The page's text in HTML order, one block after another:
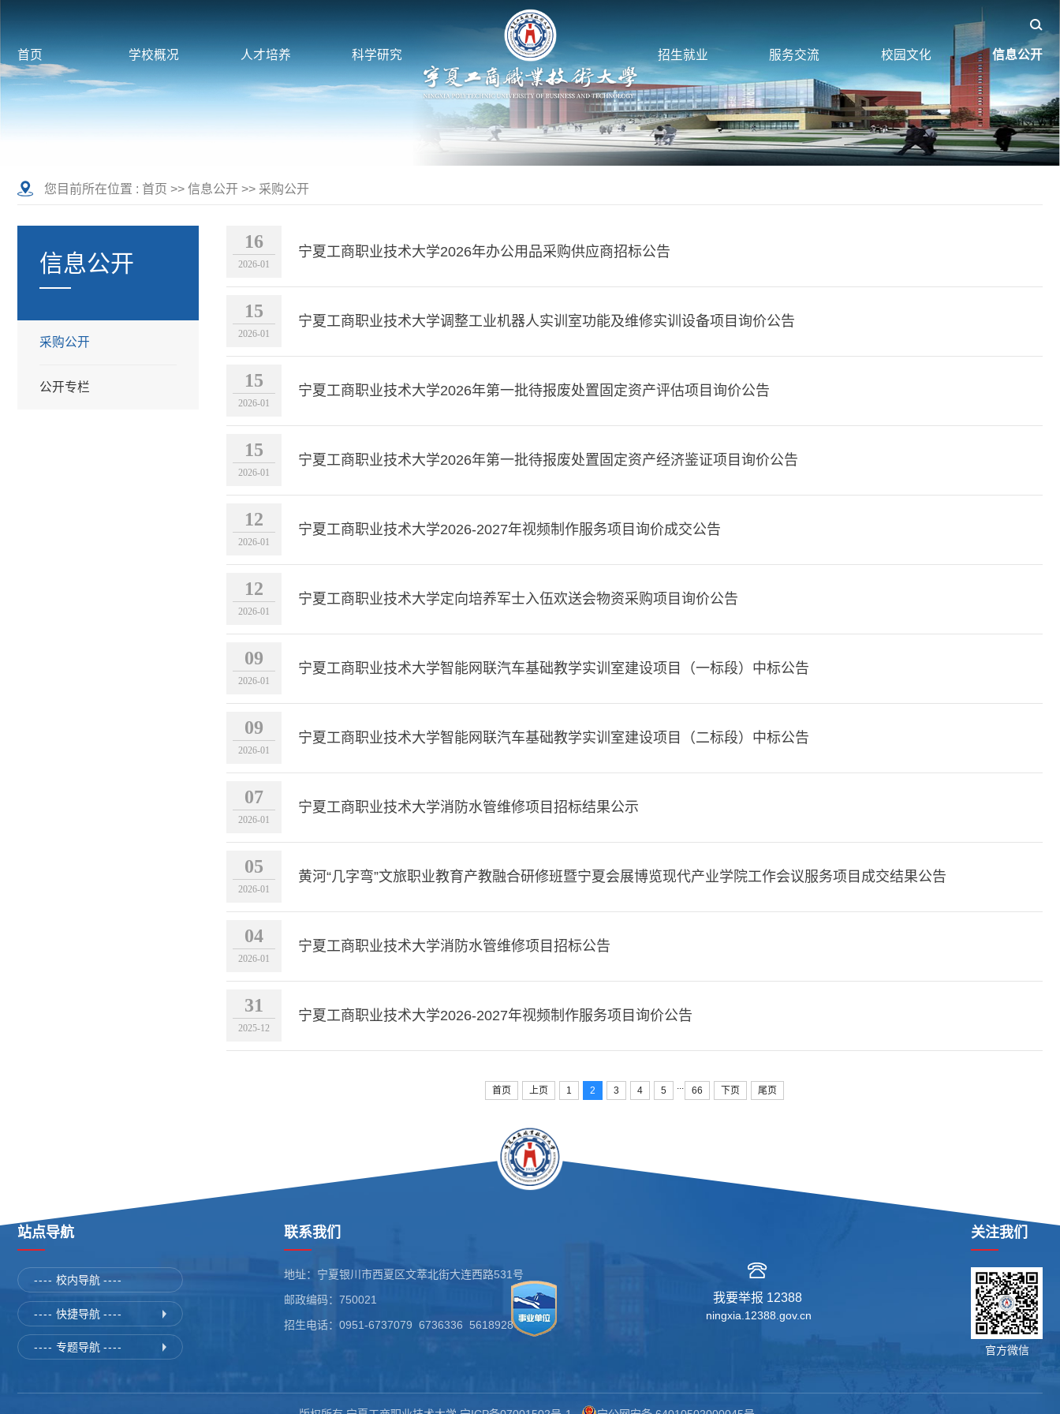
首页 学校概况 人才培养 科学研究 招生就业 服务交流 校园文化 信息公开
您目前所在位置 : 首页 >> 信息公开 >> 采购公开
信息公开
采购公开
公开专栏
16
2026-01
宁夏工商职业技术大学2026年办公用品采购供应商招标公告
15
2026-01
宁夏工商职业技术大学调整工业机器人实训室功能及维修实训设备项目询价公告
15
2026-01
宁夏工商职业技术大学2026年第一批待报废处置固定资产评估项目询价公告
15
2026-01
宁夏工商职业技术大学2026年第一批待报废处置固定资产经济鉴证项目询价公告
12
2026-01
宁夏工商职业技术大学2026-2027年视频制作服务项目询价成交公告
12
2026-01
宁夏工商职业技术大学定向培养军士入伍欢送会物资采购项目询价公告
09
2026-01
宁夏工商职业技术大学智能网联汽车基础教学实训室建设项目（一标段）中标公告
09
2026-01
宁夏工商职业技术大学智能网联汽车基础教学实训室建设项目（二标段）中标公告
07
2026-01
宁夏工商职业技术大学消防水管维修项目招标结果公示
05
2026-01
黄河“几字弯”文旅职业教育产教融合研修班暨宁夏会展博览现代产业学院工作会议服务项目成交结果公告
04
2026-01
宁夏工商职业技术大学消防水管维修项目招标公告
31
2025-12
宁夏工商职业技术大学2026-2027年视频制作服务项目询价公告
首页 上页 1 2 3 4 5 66 下页 尾页
站点导航
---- 校内导航 ----
---- 快捷导航 ----
---- 专题导航 ----
联系我们
地址：宁夏银川市西夏区文萃北街大连西路531号
邮政编码：750021
招生电话：0951-6737079 6736336 5618928
我要举报 12388
ningxia.12388.gov.cn
关注我们
官方微信